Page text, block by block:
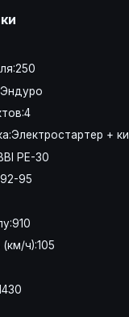
+
PE-30
95
ч):105